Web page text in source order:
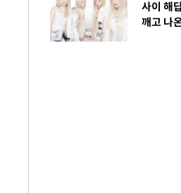
사이 해
깨고 나